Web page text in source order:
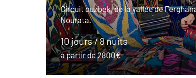
Circuit ouzbek, de la vallée de
Nourata.
10 jours / 8 nuits
à partir de 2800€